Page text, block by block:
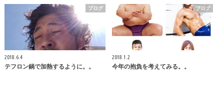
ブログ
2018.6.4
テフロン鍋で加熱するように。。
ブログ
2018.1.2
今年の抱負を考えてみる。。